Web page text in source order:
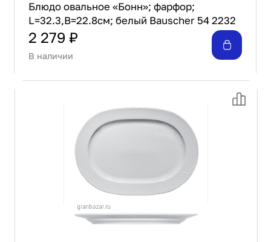
Блюдо овальное «Бонн»; фарфор;
L=32.3,B=22.8см; белый Bauscher 54 2232
2 279 ₽
В наличии